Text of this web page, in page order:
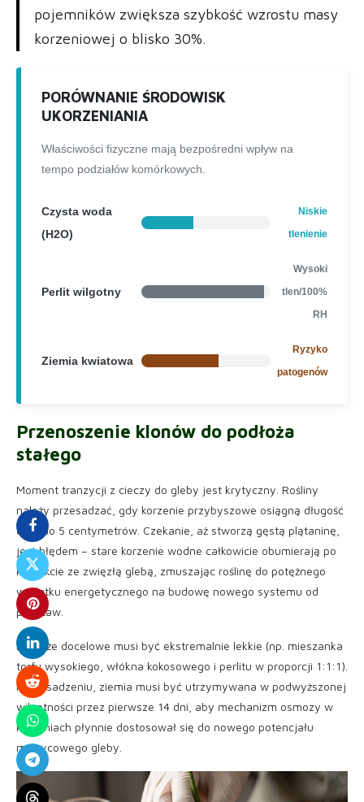
pojemników zwiększa szybkość wzrostu masy
korzeniowej o blisko 30%.
PORÓWNANIE ŚRODOWISK
UKORZENIANIA
Właściwości fizyczne mają bezpośredni wpływ na
tempo podziałów komórkowych.
Czysta woda
(H2O)
Niskie
tlenienie
Perlit wilgotny
Wysoki
tlen/100%
RH
Ziemia kwiatowa
Ryzyko
patogenów
Przenoszenie klonów do podłoża
stałego
Moment tranzycji z cieczy do gleby jest krytyczny. Rośliny
należy przesadzać, gdy korzenie przybyszowe osiągną długość
od 3 do 5 centymetrów. Czekanie, aż stworzą gęstą plątaninę,
jest błędem – stare korzenie wodne całkowicie obumierają po
kontakcie ze zwięzłą glebą, zmuszając roślinę do potężnego
wydatku energetycznego na budowę nowego systemu od
podstaw.
Podłoże docelowe musi być ekstremalnie lekkie (np. mieszanka
torfu wysokiego, włókna kokosowego i perlitu w proporcji 1:1:1).
Po posadzeniu, ziemia musi być utrzymywana w podwyższonej
wilgotności przez pierwsze 14 dni, aby mechanizm osmozy w
korzeniach płynnie dostosował się do nowego potencjału
matrycowego gleby.